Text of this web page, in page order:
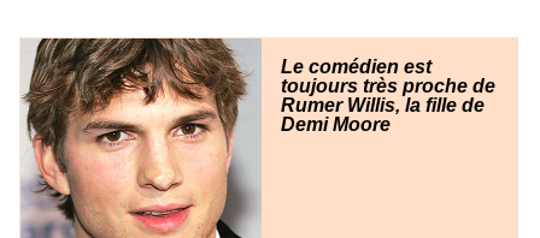
Le comédien est
toujours très proche de
Rumer Willis, la fille de
Demi Moore